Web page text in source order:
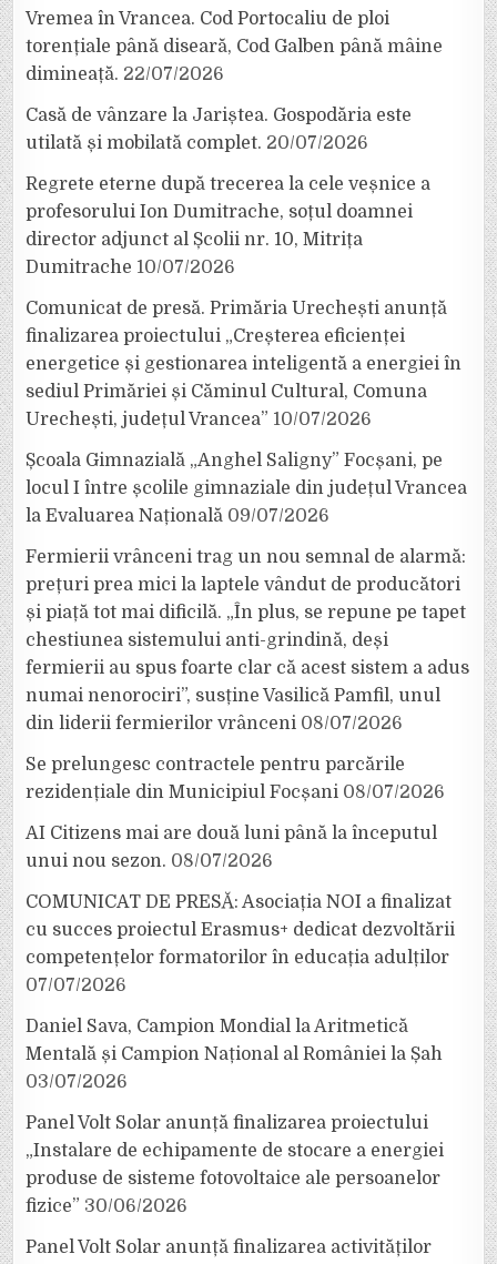
Vremea în Vrancea. Cod Portocaliu de ploi
torențiale până diseară, Cod Galben până mâine
dimineață. 22/07/2026
Casă de vânzare la Jariștea. Gospodăria este
utilată și mobilată complet. 20/07/2026
Regrete eterne după trecerea la cele veșnice a
profesorului Ion Dumitrache, soțul doamnei
director adjunct al Școlii nr. 10, Mitrița
Dumitrache 10/07/2026
Comunicat de presă. Primăria Urechești anunță
finalizarea proiectului „Creșterea eficienței
energetice și gestionarea inteligentă a energiei în
sediul Primăriei și Căminul Cultural, Comuna
Urechești, județul Vrancea” 10/07/2026
Școala Gimnazială „Anghel Saligny” Focșani, pe
locul I între școlile gimnaziale din județul Vrancea
la Evaluarea Națională 09/07/2026
Fermierii vrânceni trag un nou semnal de alarmă:
prețuri prea mici la laptele vândut de producători
și piață tot mai dificilă. „În plus, se repune pe tapet
chestiunea sistemului anti-grindină, deși
fermierii au spus foarte clar că acest sistem a adus
numai nenorociri”, susține Vasilică Pamfil, unul
din liderii fermierilor vrânceni 08/07/2026
Se prelungesc contractele pentru parcările
rezidențiale din Municipiul Focșani 08/07/2026
AI Citizens mai are două luni până la începutul
unui nou sezon. 08/07/2026
COMUNICAT DE PRESĂ: Asociația NOI a finalizat
cu succes proiectul Erasmus+ dedicat dezvoltării
competențelor formatorilor în educația adulților
07/07/2026
Daniel Sava, Campion Mondial la Aritmetică
Mentală și Campion Național al României la Șah
03/07/2026
Panel Volt Solar anunță finalizarea proiectului
„Instalare de echipamente de stocare a energiei
produse de sisteme fotovoltaice ale persoanelor
fizice” 30/06/2026
Panel Volt Solar anunță finalizarea activităților